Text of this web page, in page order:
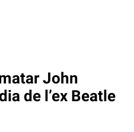
John
de l’ex Beatle